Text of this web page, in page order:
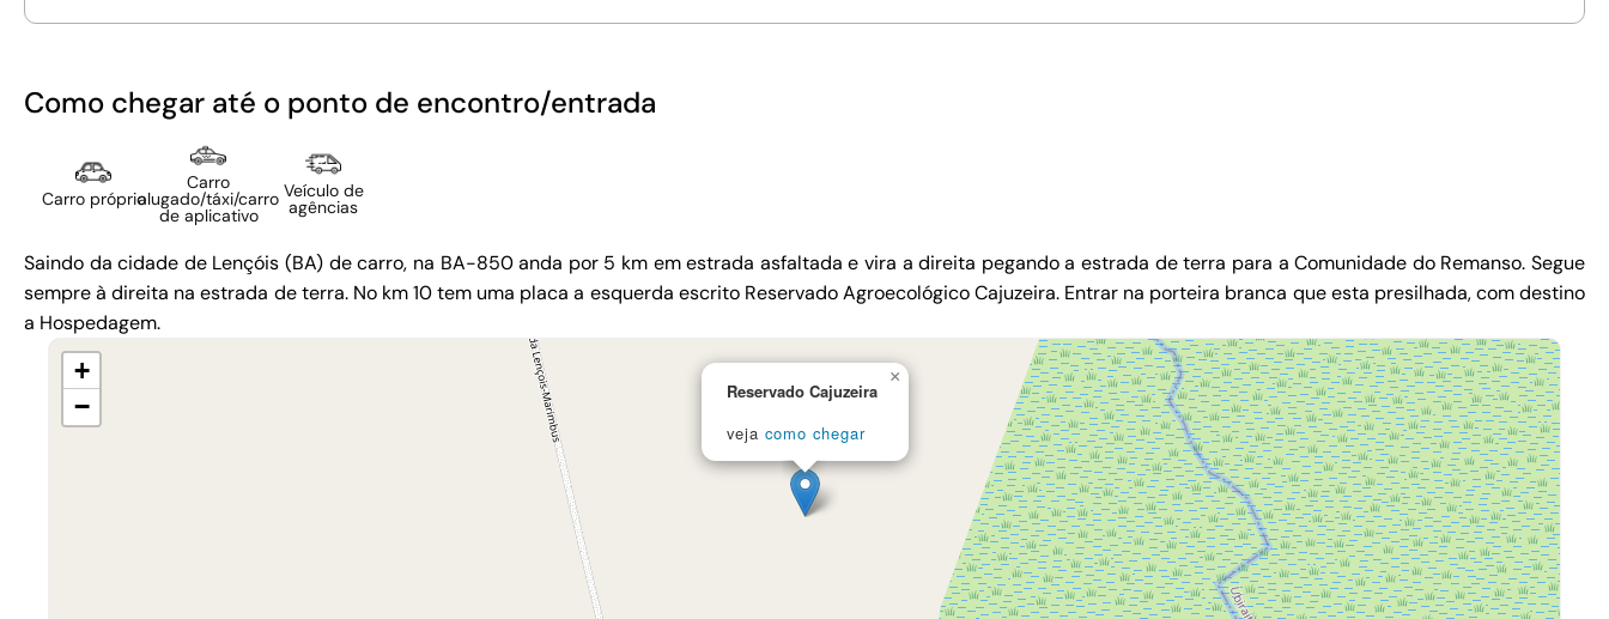
Como chegar até o ponto de encontro/entrada
Carro próprio
Carro
alugado/táxi/carro
de aplicativo
Veículo de
agências
Saindo da cidade de Lençóis (BA) de carro, na BA-850 anda por 5 km em estrada asfaltada e vira a direita pegando a estrada de terra para a Comunidade do Remanso. Segue
sempre à direita na estrada de terra. No km 10 tem uma placa a esquerda escrito Reservado Agroecológico Cajuzeira. Entrar na porteira branca que esta presilhada, com destino
a Hospedagem.
Reservado Cajuzeira
veja como chegar
×
+
−